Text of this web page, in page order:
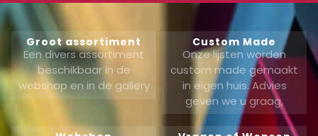
Groot assortiment
Een divers assortiment
beschikbaar in de
webshop en in de gallery
Custom Made
Onze lijsten worden
custom made gemaakt
in eigen huis. Advies
geven we u graag,